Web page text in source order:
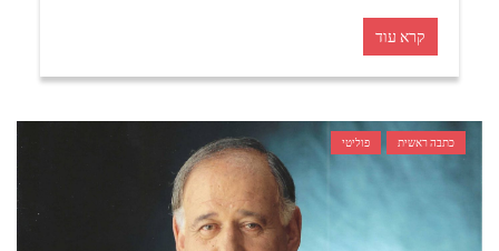
קרא עוד
כתבה ראשית פוליטי